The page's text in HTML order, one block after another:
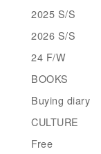
2025 S/S
2026 S/S
24 F/W
BOOKS
Buying diary
CULTURE
Free